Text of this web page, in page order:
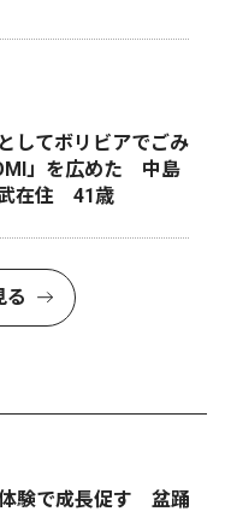
してボリビアでごみ
」を広めた 中島
在住 41歳
る
験で成長促す 盆踊